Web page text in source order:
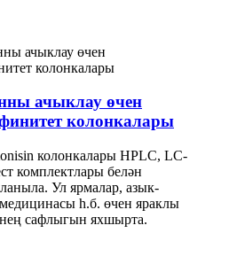
ачыклау өчен
колонкалары
колонкалары HPLC, LC-
комплектлары белән
Ул ярмалар, азык-
һ.б. өчен яраклы
сафлыгын яхшырта.